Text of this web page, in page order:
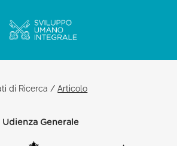
di Ricerca /Articolo
Udienza Generale